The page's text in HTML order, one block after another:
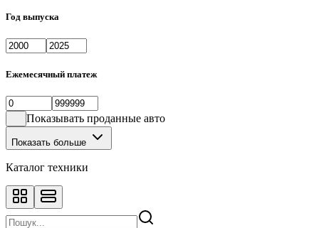
Год выпуска
Ежемесячный платеж
Показывать проданные авто
Показать больше
Каталог техники